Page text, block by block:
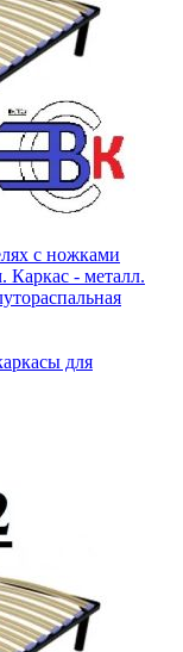
с ножками
Каркас - металл.
для